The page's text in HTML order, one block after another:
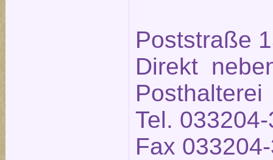
Poststraße
Direkt
Posthalterei
Tel.
Fax